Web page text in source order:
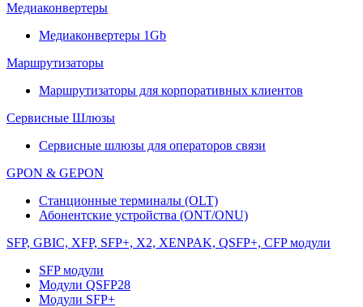
Медиаконвертеры
Медиаконвертеры 1Gb
Маршрутизаторы
Маршрутизаторы для корпоративных клиентов
Сервисные Шлюзы
Сервисные шлюзы для операторов связи
GPON & GEPON
Станционные терминалы (OLT)
Абонентские устройства (ONT/ONU)
SFP, GBIC, XFP, SFP+, X2, XENPAK, QSFP+, CFP модули
SFP модули
Модули QSFP28
Модули SFP+